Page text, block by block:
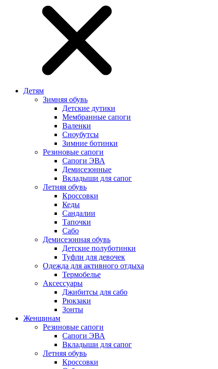
Детям
Зимняя обувь
Детские дутики
Мембранные сапоги
Валенки
Сноубутсы
Зимние ботинки
Резиновые сапоги
Сапоги ЭВА
Демисезонные
Вкладыши для сапог
Летняя обувь
Кроссовки
Кеды
Сандалии
Тапочки
Сабо
Демисезонная обувь
Детские полуботинки
Туфли для девочек
Одежда для активного отдыха
Термобелье
Аксессуары
Джибитсы для сабо
Рюкзаки
Зонты
Женщинам
Резиновые сапоги
Cапоги ЭВА
Вкладыши для сапог
Летняя обувь
Кроссовки